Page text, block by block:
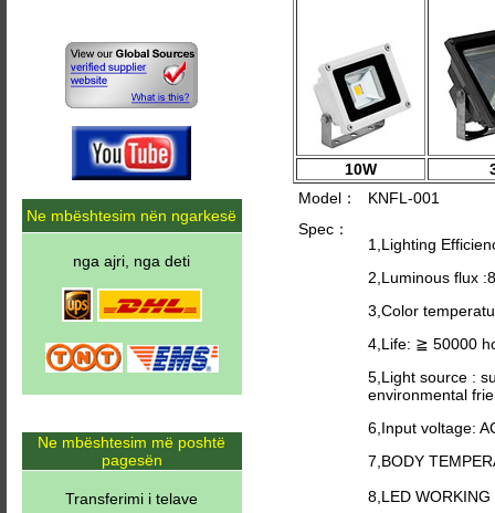
10W
Model：
KNFL-001
Spec：
1,Lighting
2,Luminous flux
3,Color
4,Life: ≧ 50000
5,Light source :
environmental
6,Input voltage:
7,BODY
8,LED WORKING
Ne mbështesim nën ngarkesë
nga ajri, nga deti
Ne mbështesim më poshtë
pagesën
Transferimi i telave